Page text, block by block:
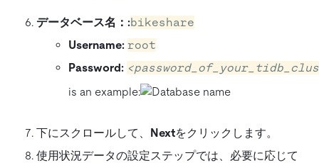
データベース名： :bikeshare
Username: root
Password:
is an example:
下にスクロールして、 Nextをクリックします。
使用状況データの設定ステップでは、必要に応じて